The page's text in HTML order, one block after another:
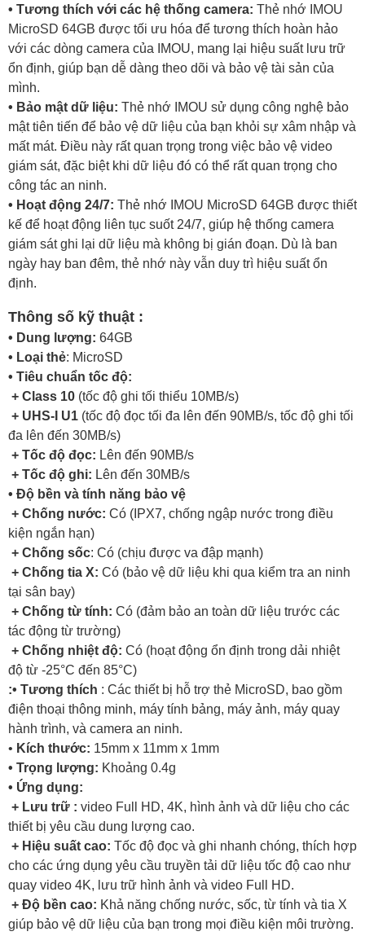
• Tương thích với các hệ thống camera: Thẻ nhớ IMOU
MicroSD 64GB được tối ưu hóa để tương thích hoàn hảo
với các dòng camera của IMOU, mang lại hiệu suất lưu trữ
ổn định, giúp bạn dễ dàng theo dõi và bảo vệ tài sản của
mình.
• Bảo mật dữ liệu: Thẻ nhớ IMOU sử dụng công nghệ bảo
mật tiên tiến để bảo vệ dữ liệu của bạn khỏi sự xâm nhập và
mất mát. Điều này rất quan trọng trong việc bảo vệ video
giám sát, đặc biệt khi dữ liệu đó có thể rất quan trọng cho
công tác an ninh.
• Hoạt động 24/7: Thẻ nhớ IMOU MicroSD 64GB được thiết
kế để hoạt động liên tục suốt 24/7, giúp hệ thống camera
giám sát ghi lại dữ liệu mà không bị gián đoạn. Dù là ban
ngày hay ban đêm, thẻ nhớ này vẫn duy trì hiệu suất ổn
định.
Thông số kỹ thuật :
• Dung lượng: 64GB
• Loại thẻ: MicroSD
• Tiêu chuẩn tốc độ:
+ Class 10 (tốc độ ghi tối thiểu 10MB/s)
+ UHS-I U1 (tốc độ đọc tối đa lên đến 90MB/s, tốc độ ghi tối
đa lên đến 30MB/s)
+ Tốc độ đọc: Lên đến 90MB/s
+ Tốc độ ghi: Lên đến 30MB/s
• Độ bền và tính năng bảo vệ
+ Chống nước: Có (IPX7, chống ngập nước trong điều
kiện ngắn hạn)
+ Chống sốc: Có (chịu được va đập mạnh)
+ Chống tia X: Có (bảo vệ dữ liệu khi qua kiểm tra an ninh
tại sân bay)
+ Chống từ tính: Có (đảm bảo an toàn dữ liệu trước các
tác động từ trường)
+ Chống nhiệt độ: Có (hoạt động ổn định trong dải nhiệt
độ từ -25°C đến 85°C)
:• Tương thích : Các thiết bị hỗ trợ thẻ MicroSD, bao gồm
điện thoại thông minh, máy tính bảng, máy ảnh, máy quay
hành trình, và camera an ninh.
• Kích thước: 15mm x 11mm x 1mm
• Trọng lượng: Khoảng 0.4g
• Ứng dụng:
+ Lưu trữ : video Full HD, 4K, hình ảnh và dữ liệu cho các
thiết bị yêu cầu dung lượng cao.
+ Hiệu suất cao: Tốc độ đọc và ghi nhanh chóng, thích hợp
cho các ứng dụng yêu cầu truyền tải dữ liệu tốc độ cao như
quay video 4K, lưu trữ hình ảnh và video Full HD.
+ Độ bền cao: Khả năng chống nước, sốc, từ tính và tia X
giúp bảo vệ dữ liệu của bạn trong mọi điều kiện môi trường.